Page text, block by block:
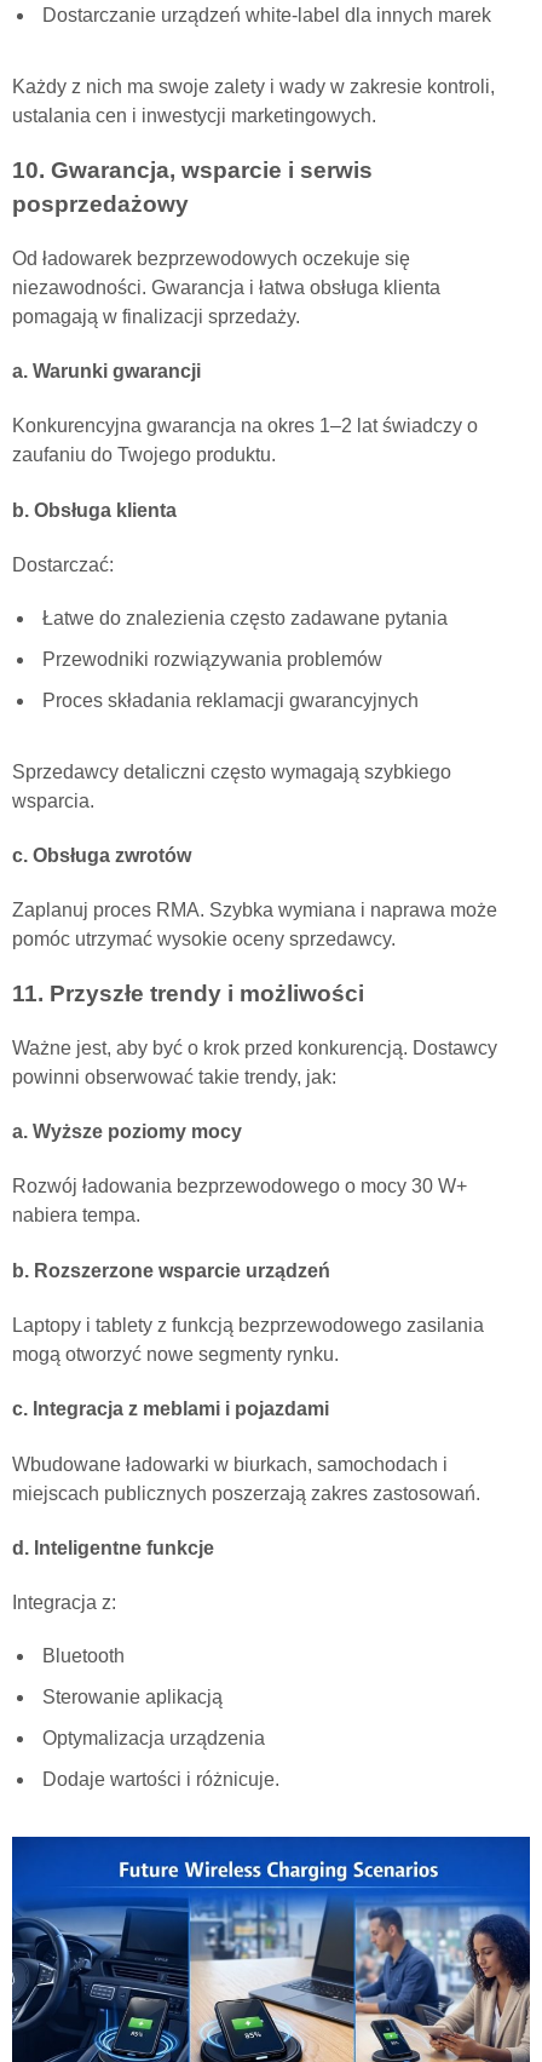
Dostarczanie urządzeń white-label dla innych marek
Każdy z nich ma swoje zalety i wady w zakresie kontroli,
ustalania cen i inwestycji marketingowych.
10. Gwarancja, wsparcie i serwis
posprzedażowy
Od ładowarek bezprzewodowych oczekuje się
niezawodności. Gwarancja i łatwa obsługa klienta
pomagają w finalizacji sprzedaży.
a. Warunki gwarancji
Konkurencyjna gwarancja na okres 1–2 lat świadczy o
zaufaniu do Twojego produktu.
b. Obsługa klienta
Dostarczać:
Łatwe do znalezienia często zadawane pytania
Przewodniki rozwiązywania problemów
Proces składania reklamacji gwarancyjnych
Sprzedawcy detaliczni często wymagają szybkiego
wsparcia.
c. Obsługa zwrotów
Zaplanuj proces RMA. Szybka wymiana i naprawa może
pomóc utrzymać wysokie oceny sprzedawcy.
11. Przyszłe trendy i możliwości
Ważne jest, aby być o krok przed konkurencją. Dostawcy
powinni obserwować takie trendy, jak:
a. Wyższe poziomy mocy
Rozwój ładowania bezprzewodowego o mocy 30 W+
nabiera tempa.
b. Rozszerzone wsparcie urządzeń
Laptopy i tablety z funkcją bezprzewodowego zasilania
mogą otworzyć nowe segmenty rynku.
c. Integracja z meblami i pojazdami
Wbudowane ładowarki w biurkach, samochodach i
miejscach publicznych poszerzają zakres zastosowań.
d. Inteligentne funkcje
Integracja z:
Bluetooth
Sterowanie aplikacją
Optymalizacja urządzenia
Dodaje wartości i różnicuje.